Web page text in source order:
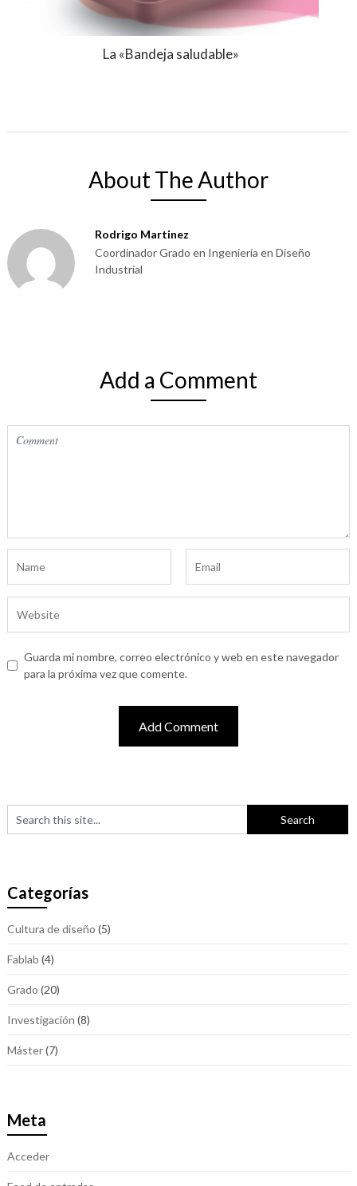
La «Bandeja saludable»
About The Author
Rodrigo Martinez
Coordinador Grado en Ingeniería en Diseño
Industrial
Add a Comment
Guarda mi nombre, correo electrónico y web en este navegador
para la próxima vez que comente.
Categorías
Cultura de diseño (5)
Fablab (4)
Grado (20)
Investigación (8)
Máster(7)
Meta
Acceder